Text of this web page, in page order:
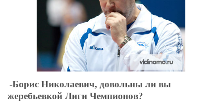
-Борис Николаевич, довольны ли вы
жеребьевкой Лиги Чемпионов?